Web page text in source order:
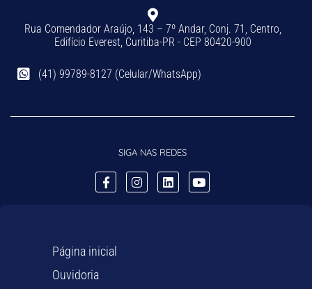
Rua Comendador Araújo, 143 – 7º Andar, Conj. 71, Centro,
Edifício Everest, Curitiba-PR - CEP 80420-900
(41) 99789-8127 (Celular/WhatsApp)
SIGA NAS REDES
Página inicial
Ouvidoria